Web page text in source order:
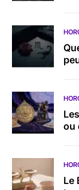
ou
Le